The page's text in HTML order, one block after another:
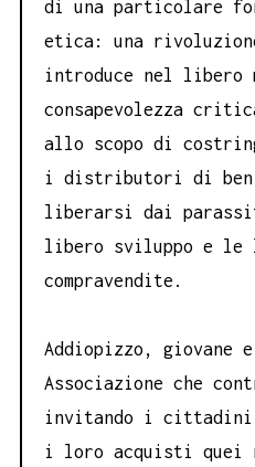
di una particolare
etica: una
introduce nel libero
consapevolezza
allo scopo di
i distributori di
liberarsi dai
libero sviluppo e le
compravendite.
Addiopizzo, giovane
Associazione che
invitando i
i loro acquisti quei